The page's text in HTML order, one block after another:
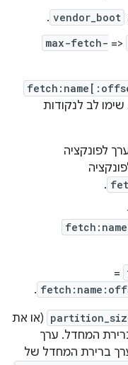
vendor_boot
.
<=
max-fetch-
לב לנקודות
לפונקציה
.
=
.
(או את
המחדל. ערך